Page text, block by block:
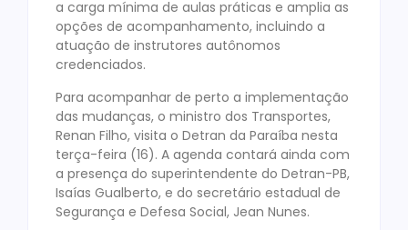
a carga mínima de aulas práticas e amplia as
opções de acompanhamento, incluindo a
atuação de instrutores autônomos
credenciados.
Para acompanhar de perto a implementação
das mudanças, o ministro dos Transportes,
Renan Filho, visita o Detran da Paraíba nesta
terça-feira (16). A agenda contará ainda com
a presença do superintendente do Detran-PB,
Isaías Gualberto, e do secretário estadual de
Segurança e Defesa Social, Jean Nunes.